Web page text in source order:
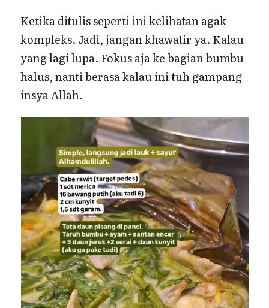
Ketika ditulis seperti ini kelihatan agak
kompleks. Jadi, jangan khawatir ya. Kalau
yang lagi lupa. Fokus aja ke bagian bumbu
halus, nanti berasa kalau ini tuh gampang
insya Allah.